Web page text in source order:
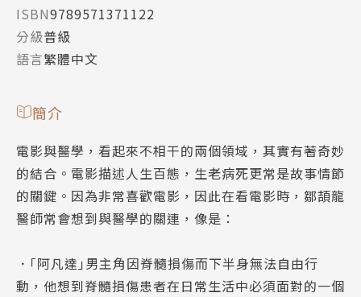
ISBN9789571371122
分級普級
語言繁體中文
簡介
電影與醫學，看起來不相干的兩個領域，其實有著奇妙
的結合。電影描述人生百態，生老病死更常是故事情節
的關鍵。因為非常喜歡電影，因此在看電影時，鄒頡龍
醫師常會想到與醫學的關連，像是：
．｢阿凡達｣男主角因脊髓損傷而下半身無法自由行
動，他想到脊髓損傷患者在日常生活中必須面對的一個